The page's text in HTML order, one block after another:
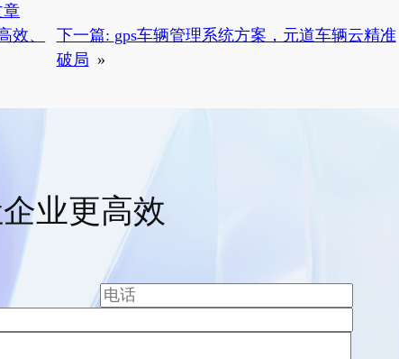
章
效、
下一篇: gps车辆管理系统方案，元道车辆云精准
破局 »
业更高效